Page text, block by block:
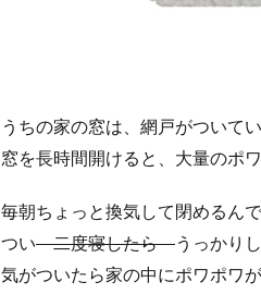
うちの家の窓は、網戸がついて
窓を長時間開けると、大量のポ
毎朝ちょっと換気して閉めるんで
つい二度寝したらうっかり
気がついたら家の中にポワポワ